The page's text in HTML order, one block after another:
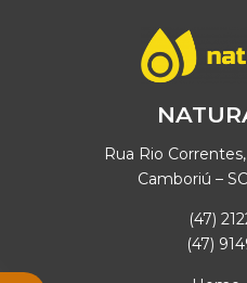
Rua Rio
Camboriú –
(47)
(47)